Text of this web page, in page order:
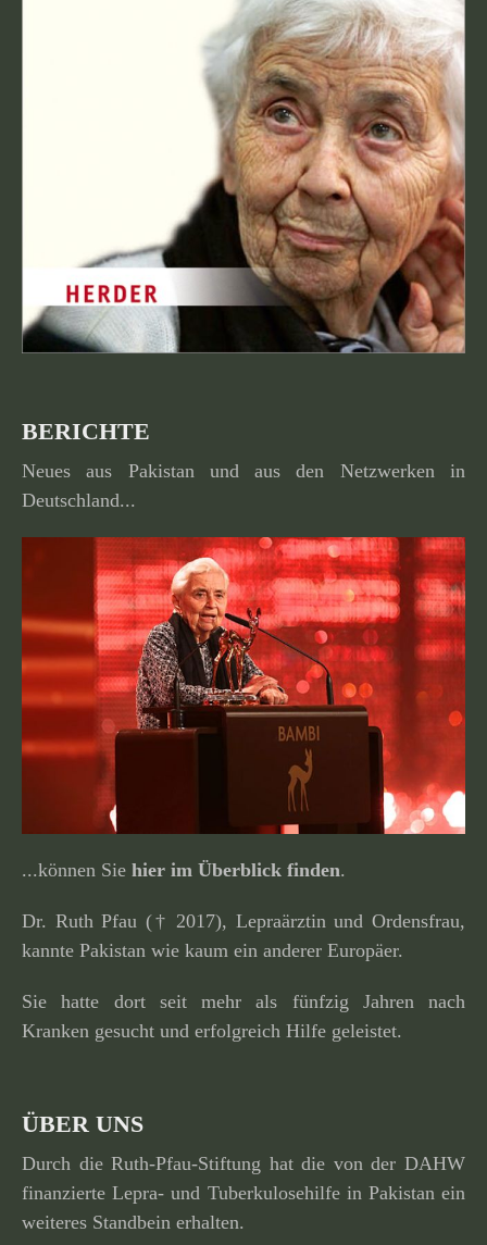
BERICHTE
Neues aus Pakistan und aus den Netzwerken in
Deutschland...
...können Sie hier im Überblick finden.
Dr. Ruth Pfau († 2017), Lepraärztin und Ordensfrau,
kannte Pakistan wie kaum ein anderer Europäer.
Sie hatte dort seit mehr als fünfzig Jahren nach
Kranken gesucht und erfolg­reich Hilfe geleistet.
ÜBER UNS
Durch die Ruth-Pfau-Stiftung hat die von der DAHW
finan­zierte Lepra- und Tuberkulosehilfe in Pakistan ein
weiteres Standbein erhalten.